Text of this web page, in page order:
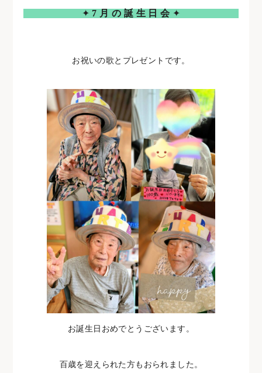
✦ 7 月 の 誕 生 日 会 ✦
お祝いの歌とプレゼントです。
お誕生日おめでとうございます。
百歳を迎えられた方もおられました。